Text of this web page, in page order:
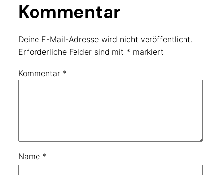
Kommentar
Deine E-Mail-Adresse wird nicht veröffentlicht.
Erforderliche Felder sind mit * markiert
Kommentar *
Name *